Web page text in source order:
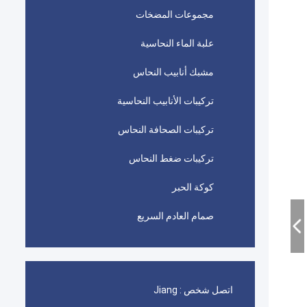
مجموعات المضخات
علبة الماء النحاسية
مشبك أنابيب النحاس
تركيبات الأنابيب النحاسية
تركيبات الصحافة النحاس
تركيبات ضغط النحاس
كوكة الحبر
صمام العادم السريع
اتصل شخص : Jiang